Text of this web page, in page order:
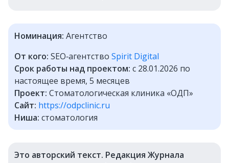
Номинация: Агентство
От кого: SEO‑агентство Spirit Digital
Срок работы над проектом: с 28.01.2026 по
настоящее время, 5 месяцев
Проект: Стоматологическая клиника «ОДП»
Сайт: https://odpclinic.ru
Ниша: стоматология
Это авторский текст. Редакция Журнала